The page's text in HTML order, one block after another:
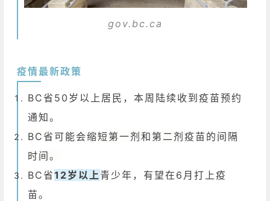
gov.bc.ca
疫情最新政策
BC省50岁以上居民，本周陆续收到疫苗预约
通知。
BC省可能会缩短第一剂和第二剂疫苗的间隔
时间。
BC省12岁以上 青少年，有望在6月打上疫
苗。